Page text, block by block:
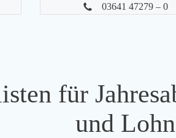
03641 47279 – 0
für
und Lohn